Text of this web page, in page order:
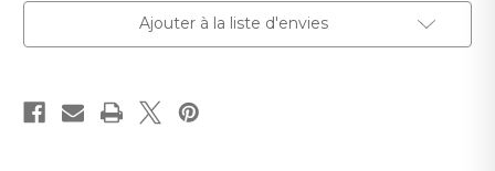
Ajouter à la liste d'envies